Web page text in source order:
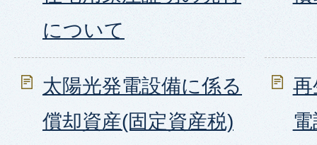
について
太陽光発電設備に係る
償却資産(固定資産税)